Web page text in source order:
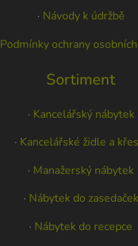
· Návody k údržbě
Podmínky ochrany
Sortiment
· Kancelářský nábytek
· Kancelářské židle a
· Manažerský nábytek
· Nábytek do zasedaček
· Nábytek do recepce